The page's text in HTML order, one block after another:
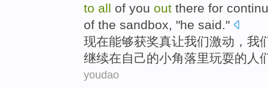
to all of you out there for
of the sandbox, "he said."
现在能够获奖真让我们激动 ， 我
继续在自己的小角落里玩耍的人
youdao